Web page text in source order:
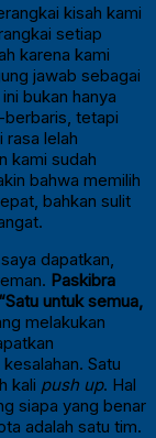
kisah kami
setiap
karena kami
jawab sebagai
bukan hanya
berbaris, tetapi
lelah
kami sudah
bahwa memilih
bahkan sulit
dapatkan,
Paskibra
untuk semua,
melakukan
Satu
kali push up. Hal
siapa yang benar
adalah satu tim.